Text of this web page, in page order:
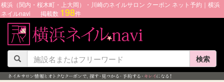
横浜（関内・桜木町・上大岡）・川崎のネイルサロン クーポン ネット予約｜横浜
ネイルnavi
掲載数 198件
検索